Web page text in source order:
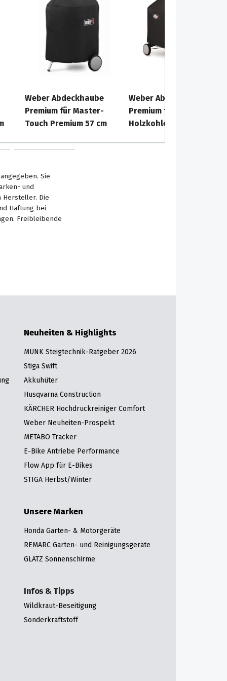
Weber Abdeckhaube
Premium für Master-
Touch Premium 57 cm
Weber Abdeckhaube
Premium für
Holzkohlegrills Perfomer
Sie
und
Hersteller. Die
Haftung bei
Freibleibende
Neuheiten & Highlights
MUNK Steigtechnik-Ratgeber 2026
Stiga Swift
Akkuhüter
Husqvarna Construction
KÄRCHER Hochdruckreiniger Comfort
Weber Neuheiten-Prospekt
METABO Tracker
E-Bike Antriebe Performance
Flow App für E-Bikes
STIGA Herbst/Winter
Unsere Marken
Honda Garten- & Motorgeräte
REMARC Garten- und Reinigungsgeräte
GLATZ Sonnenschirme
Infos & Tipps
Wildkraut-Beseitigung
Sonderkraftstoff